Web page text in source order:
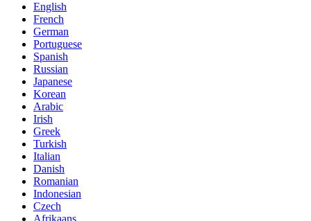
English
French
German
Portuguese
Spanish
Russian
Japanese
Korean
Arabic
Irish
Greek
Turkish
Italian
Danish
Romanian
Indonesian
Czech